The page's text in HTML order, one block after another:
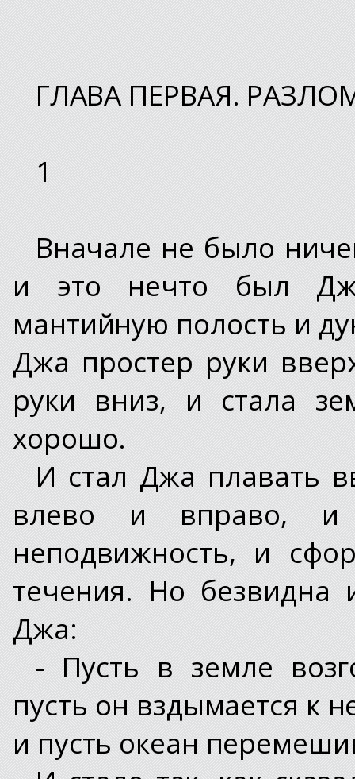
ГЛАВА ПЕРВАЯ.
1
Вначале не было
и это нечто был
мантийную полость и
Джа простер руки
руки вниз, и стала
хорошо.
И стал Джа плавать
влево и вправо, и
неподвижность, и
течения. Но безвидна
Джа:
- Пусть в земле
пусть он вздымается к
и пусть океан